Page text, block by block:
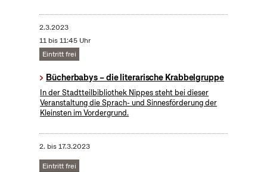
2.3.2023
11 bis 11:45 Uhr
Eintritt frei
Bücherbabys – die literarische Krabbelgruppe
In der Stadtteilbibliothek Nippes steht bei dieser
Veranstaltung die Sprach- und Sinnesförderung der
Kleinsten im Vordergrund.
2. bis17.3.2023
Eintritt frei